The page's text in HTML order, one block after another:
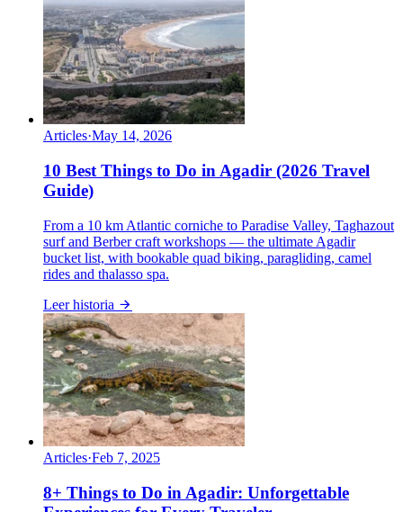
Articles·May 14, 2026
10 Best Things to Do in Agadir (2026 Travel
Guide)
From a 10 km Atlantic corniche to Paradise Valley, Taghazout
surf and Berber craft workshops — the ultimate Agadir
bucket list, with bookable quad biking, paragliding, camel
rides and thalasso spa.
Leer historia
Articles·Feb 7, 2025
8+ Things to Do in Agadir: Unforgettable